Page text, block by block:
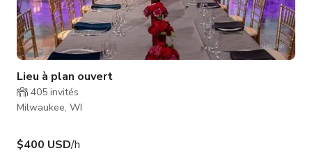
Lieu à plan ouvert
405 invités
Milwaukee, WI
$400 USD/h